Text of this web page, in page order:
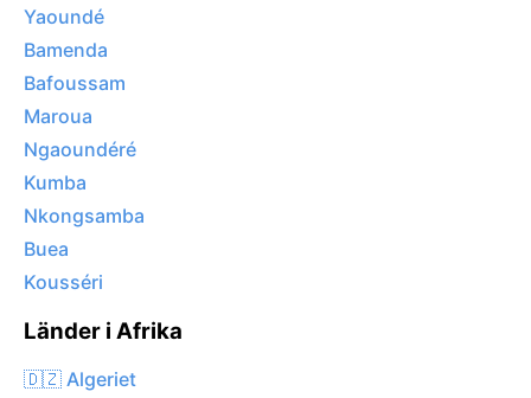
Yaoundé
Bamenda
Bafoussam
Maroua
Ngaoundéré
Kumba
Nkongsamba
Buea
Kousséri
Länder i Afrika
🇩🇿 Algeriet